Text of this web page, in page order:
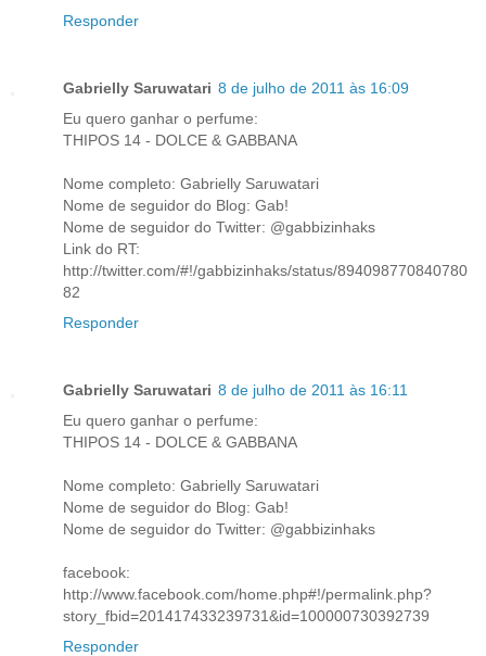
Responder
Gabrielly Saruwatari 8 de julho de 2011 às 16:09
Eu quero ganhar o perfume:
THIPOS 14 - DOLCE & GABBANA
Nome completo: Gabrielly Saruwatari
Nome de seguidor do Blog: Gab!
Nome de seguidor do Twitter: @gabbizinhaks
Link do RT:
http://twitter.com/#!/gabbizinhaks/status/894098770840780
82
Responder
Gabrielly Saruwatari 8 de julho de 2011 às 16:11
Eu quero ganhar o perfume:
THIPOS 14 - DOLCE & GABBANA
Nome completo: Gabrielly Saruwatari
Nome de seguidor do Blog: Gab!
Nome de seguidor do Twitter: @gabbizinhaks
facebook:
http://www.facebook.com/home.php#!/permalink.php?
story_fbid=201417433239731&id=100000730392739
Responder